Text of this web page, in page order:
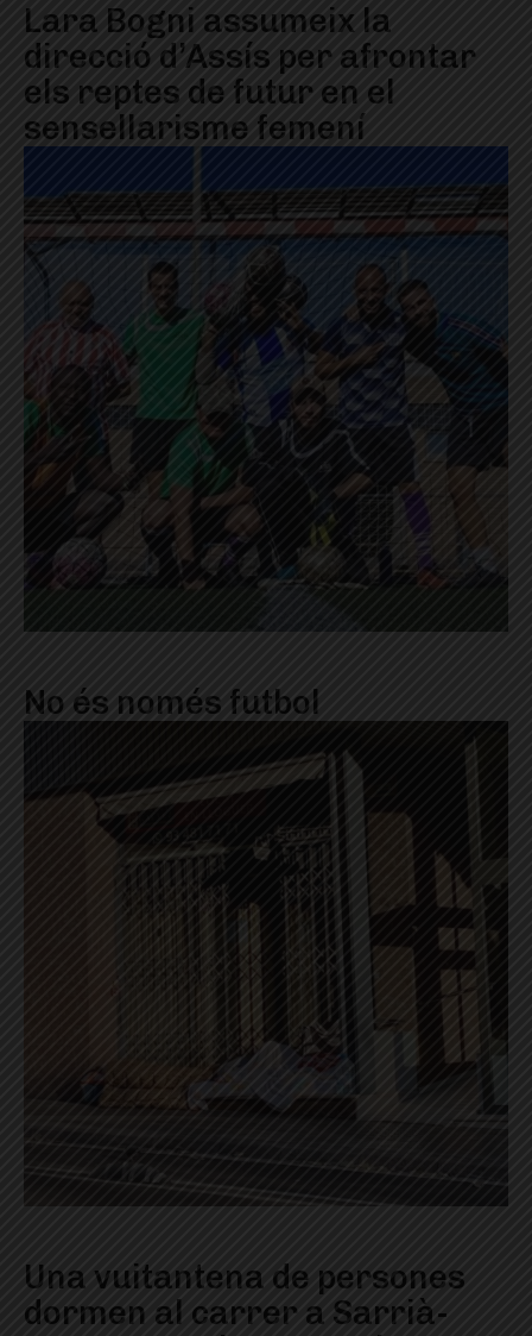
Lara Bogni assumeix la
direcció d’Assís per afrontar
els reptes de futur en el
sensellarisme femení
No és només futbol
Una vuitantena de persones
dormen al carrer a Sarrià-